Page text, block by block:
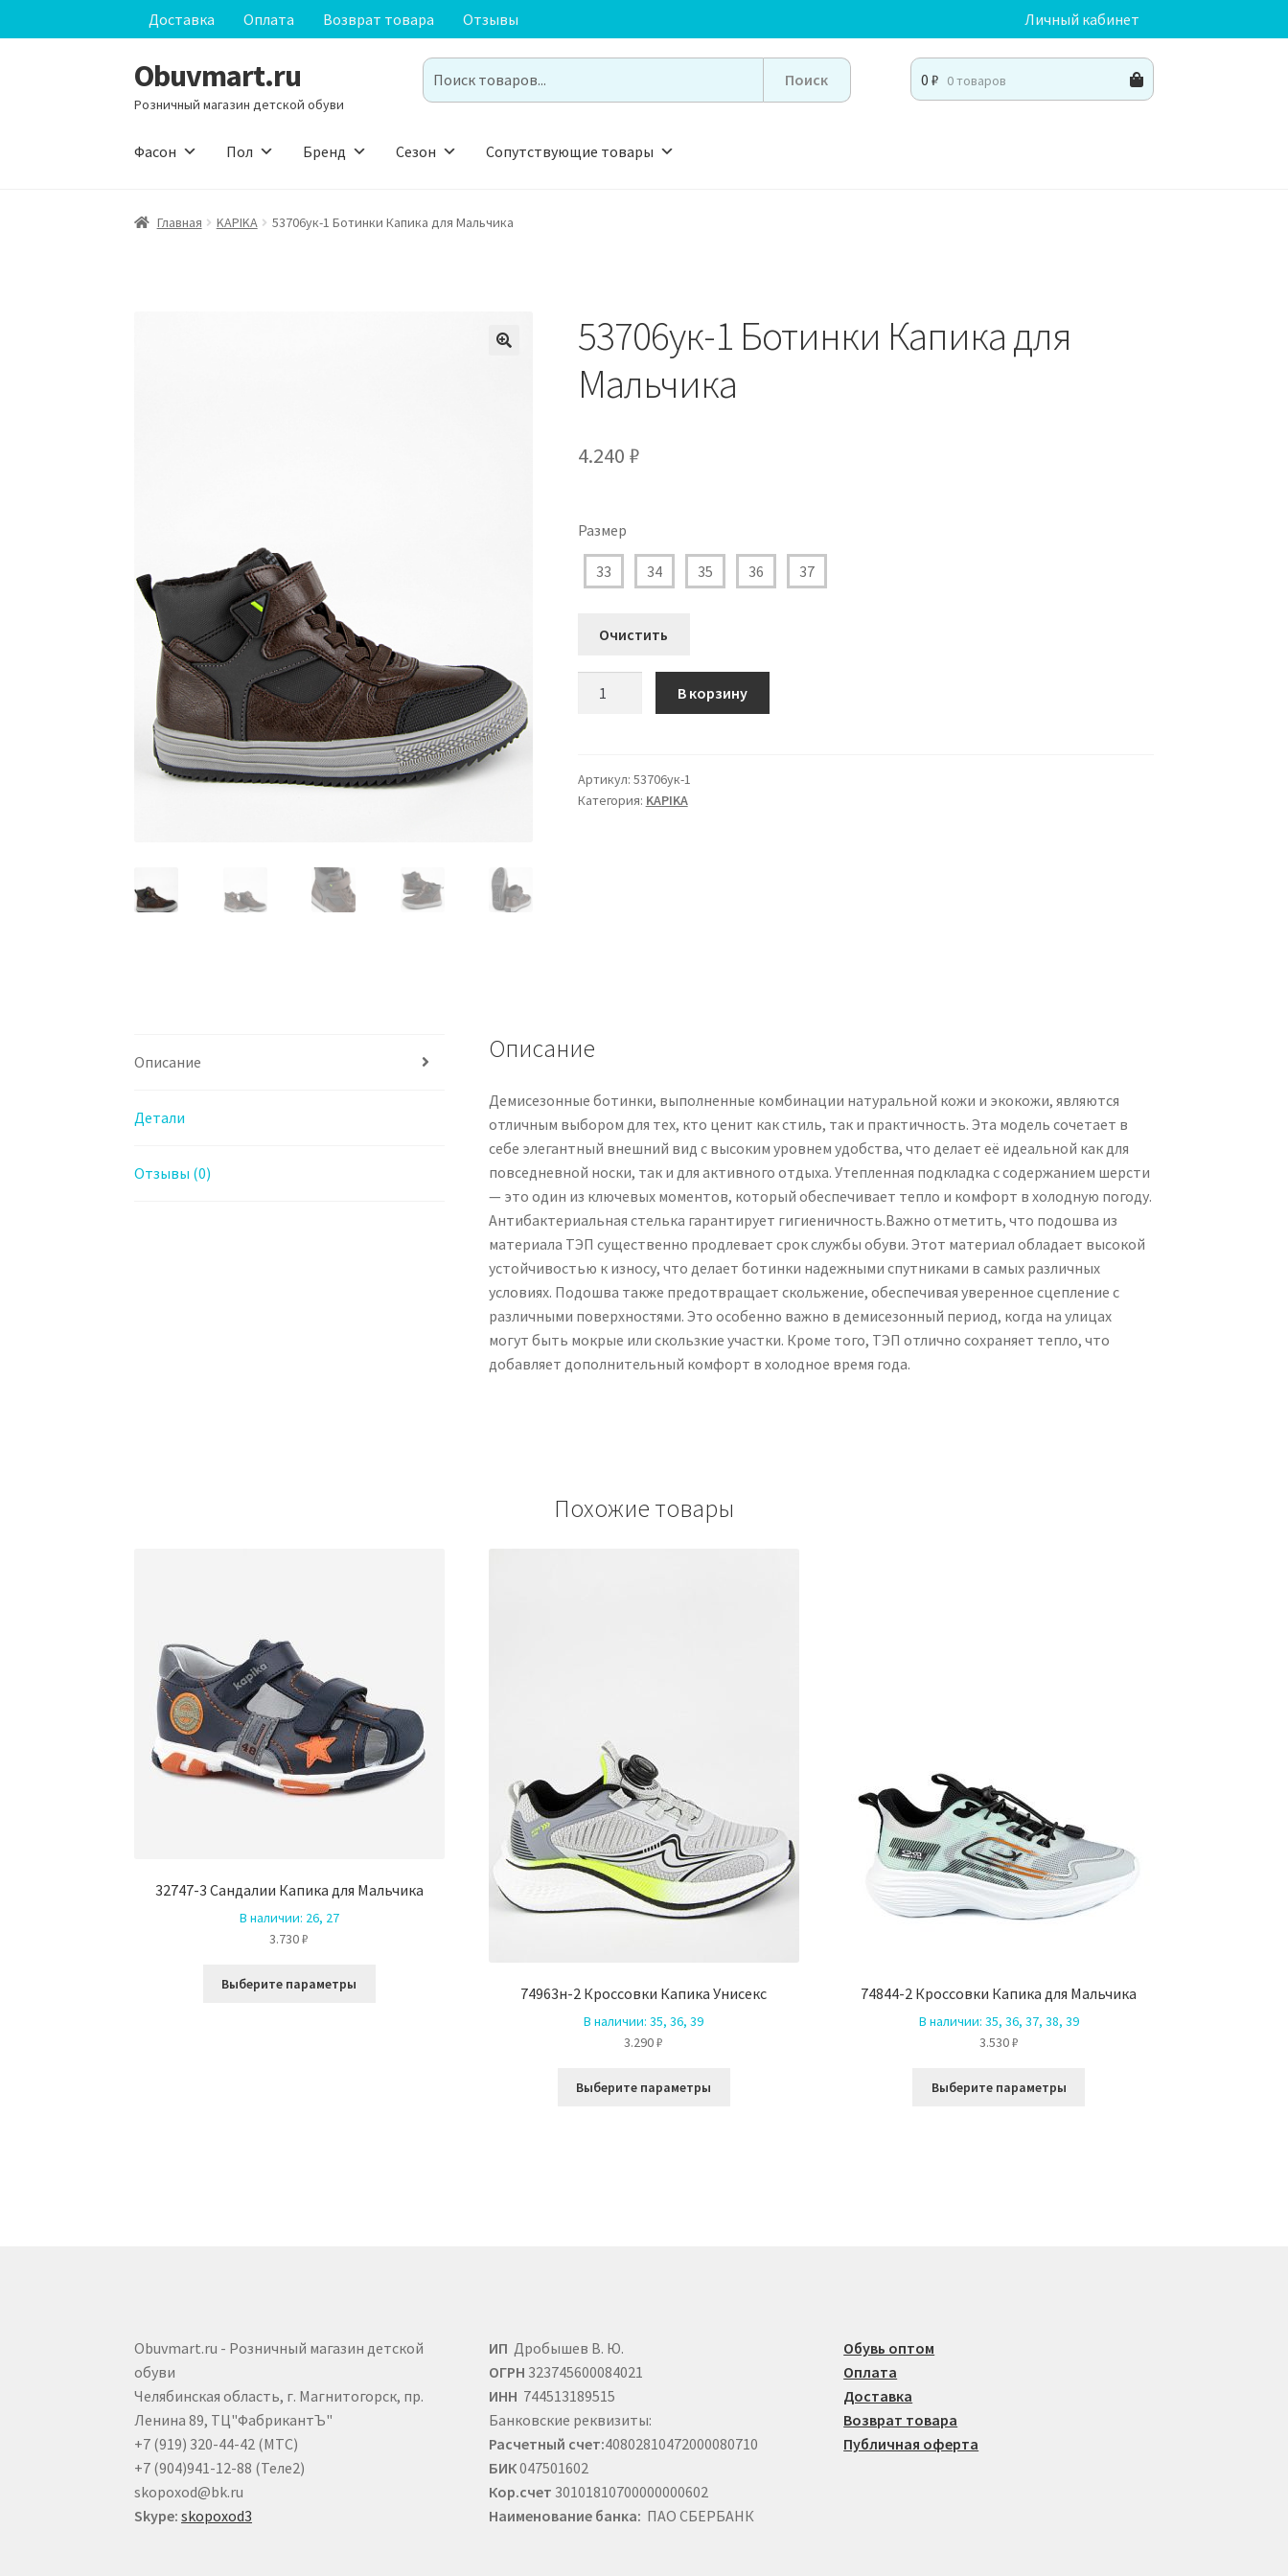
Доставка Оплата Возврат товара Отзывы Личный кабинет
Перейти
к
Перейти
к
Obuvmart.ru
Розничный магазин детской обуви
Search
for:
0 ₽ 0 товаров
Фасон Пол Бренд Сезон Сопутствующие товары
Главная KAPIKA 53706ук-1 Ботинки Капика для Мальчика
53706ук-1 Ботинки Капика для
Мальчика
4.240 ₽
Размер
33 34 35 36 37
Очистить
Капика
для
В корзину
Артикул: 53706ук-1
Категория: KAPIKA
Описание
Детали
Отзывы (0)
Описание
Демисезонные ботинки, выполненные комбинации натуральной кожи и экокожи, являются
отличным выбором для тех, кто ценит как стиль, так и практичность. Эта модель сочетает в
себе элегантный внешний вид с высоким уровнем удобства, что делает её идеальной как для
повседневной носки, так и для активного отдыха. Утепленная подкладка с содержанием шерсти
— это один из ключевых моментов, который обеспечивает тепло и комфорт в холодную погоду.
Антибактериальная стелька гарантирует гигиеничность.Важно отметить, что подошва из
материала ТЭП существенно продлевает срок службы обуви. Этот материал обладает высокой
устойчивостью к износу, что делает ботинки надежными спутниками в самых различных
условиях. Подошва также предотвращает скольжение, обеспечивая уверенное сцепление с
различными поверхностями. Это особенно важно в демисезонный период, когда на улицах
могут быть мокрые или скользкие участки. Кроме того, ТЭП отлично сохраняет тепло, что
добавляет дополнительный комфорт в холодное время года.
Похожие товары
32747-3 Сандалии Капика для Мальчика
В наличии: 26, 27
3.730₽
Выберите параметры 74963н-2 Кроссовки Капика Унисекс
В наличии:35, 36, 39
3.290₽
Выберите параметры
74844-2 Кроссовки Капика для Мальчика
В наличии: 35, 36, 37, 38, 39
3.530₽
Выберите параметры
Obuvmart.ru - Розничный магазин детской
обуви
Челябинская область, г. Магнитогорск, пр.
Ленина 89, ТЦ"ФабрикантЪ"
+7 (919) 320-44-42 (МТС)
+7 (904)941-12-88 (Теле2)
skopoxod@bk.ru
Skype: skopoxod3
ИП Дробышев В. Ю.
ОГРН 323745600084021
ИНН 744513189515
Банковские реквизиты:
Расчетный счет:40802810472000080710
БИК047501602
Кор.счет 30101810700000000602
Наименование банка: ПАО СБЕРБАНК
Обувь оптом
Оплата
Доставка
Возврат товара
Публичная оферта